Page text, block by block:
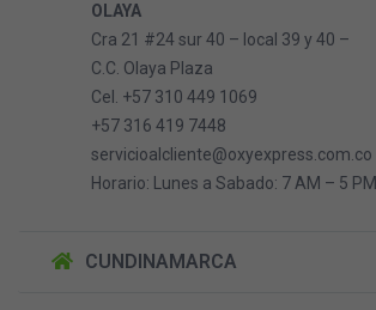
OLAYA
Cra 21 #24 sur 40 – local 39 y 40 –
C.C. Olaya Plaza
Cel. +57 310 449 1069
+57 316 419 7448
servicioalcliente@oxyexpress.com.co
Horario: Lunes a Sabado: 7 AM – 5 PM
CUNDINAMARCA